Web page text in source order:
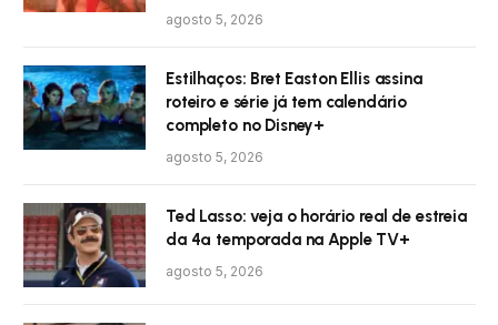
agosto 5, 2026
Estilhaços: Bret Easton Ellis assina
roteiro e série já tem calendário
completo no Disney+
agosto 5, 2026
Ted Lasso: veja o horário real de estreia
da 4ª temporada na Apple TV+
agosto 5, 2026